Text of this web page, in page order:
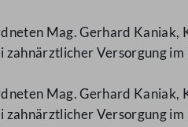
Mag. Gerhard Kaniak,
Versorgung
Mag. Gerhard Kaniak,
Versorgung